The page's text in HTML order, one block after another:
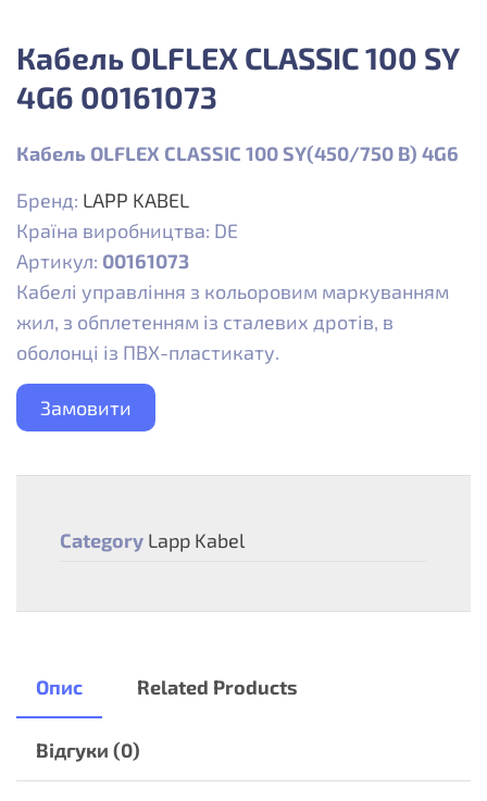
Кабель OLFLEX CLASSIC 100 SY
4G6 00161073
Кабель OLFLEX CLASSIC 100 SY(450/750 B) 4G6
Бренд: LAPP KABEL
Країна виробництва: DE
Артикул: 00161073
Кабелі управління з кольоровим маркуванням
жил, з обплетенням із сталевих дротів, в
оболонці із ПВХ-пластикату.
Замовити
Category Lapp Kabel
Опис Related Products
Відгуки (0)